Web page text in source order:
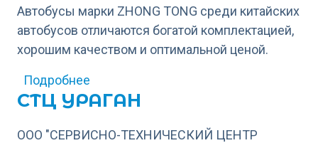
Автобусы марки ZHONG TONG среди китайских
автобусов отличаются богатой комплектацией,
хорошим качеством и оптимальной ценой.
Подробнее
СТЦ УРАГАН
ООО "СЕРВИСНО-ТЕХНИЧЕСКИЙ ЦЕНТР